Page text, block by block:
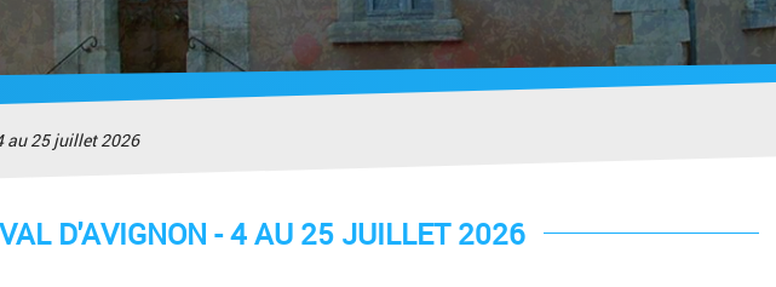
au 25 juillet 2026
D'AVIGNON - 4 AU 25 JUILLET 2026